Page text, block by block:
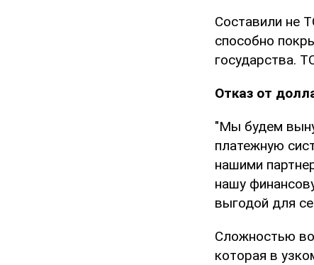
Составили не
способно
государства.
Отказ от
"Мы будем
платежную
нашими
нашу
выгодой для
Сложностью
которая в